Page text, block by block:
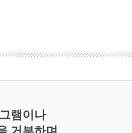
램이나